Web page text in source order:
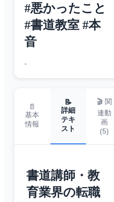
#悪かったこと
#書道教室 #本
音
-
📄
基本
情報
📝
詳細
テキ
スト
🎬 関
連動
画
(5)
書道講師・教
育業界の転職